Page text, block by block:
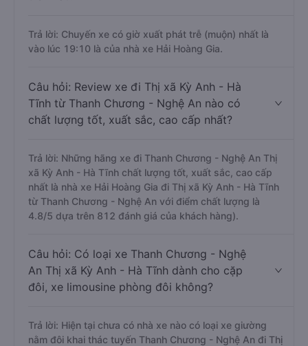
Trả lời: Chuyến xe có giờ xuất phát trễ (muộn) nhất là
vào lúc 19:10 là của nhà xe Hải Hoàng Gia.
Câu hỏi: Review xe đi Thị xã Kỳ Anh - Hà
Tĩnh từ Thanh Chương - Nghệ An nào có
chất lượng tốt, xuất sắc, cao cấp nhất?
Trả lời: Những hãng xe đi Thanh Chương - Nghệ An Thị
xã Kỳ Anh - Hà Tĩnh chất lượng tốt, xuất sắc, cao cấp
nhất là nhà xe Hải Hoàng Gia đi Thị xã Kỳ Anh - Hà Tĩnh
từ Thanh Chương - Nghệ An với điểm chất lượng là
4.8/5 dựa trên 812 đánh giá của khách hàng).
Câu hỏi: Có loại xe Thanh Chương - Nghệ
An Thị xã Kỳ Anh - Hà Tĩnh dành cho cặp
đôi, xe limousine phòng đôi không?
Trả lời: Hiện tại chưa có nhà xe nào có loại xe giường
nằm đôi khai thác tuyến Thanh Chương - Nghệ An đi Thị